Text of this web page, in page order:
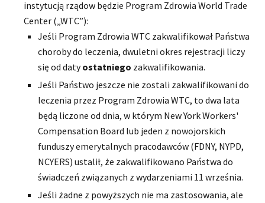
instytucją rządow będzie Program Zdrowia World Trade
Center („WTC”):
Jeśli Program Zdrowia WTC zakwalifikował Państwa
choroby do leczenia, dwuletni okres rejestracji liczy
się od datyostatniego zakwalifikowania.
Jeśli Państwo jeszcze nie zostali zakwalifikowani do
leczenia przez Program Zdrowia WTC, to dwa lata
będą liczone od dnia, w którym New York Workers'
Compensation Board lub jeden z nowojorskich
funduszy emerytalnych pracodawców (FDNY, NYPD,
NCYERS) ustalił, że zakwalifikowano Państwa do
świadczeń związanych z wydarzeniami 11 września.
Jeśli żadne z powyższych nie ma zastosowania, ale